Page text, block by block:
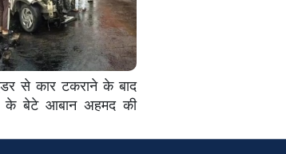
से कार टकराने के बाद
बेटे आबान अहमद की